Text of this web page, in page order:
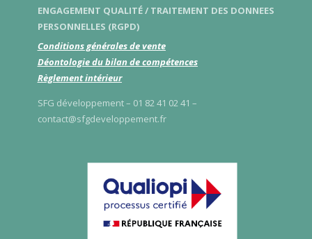
ENGAGEMENT QUALITÉ / TRAITEMENT DES DONNEES
PERSONNELLES (RGPD)
Conditions générales de vente
Déontologie du bilan de compétences
Règlement intérieur
SFG développement – 01 82 41 02 41 –
contact@sfgdeveloppement.fr